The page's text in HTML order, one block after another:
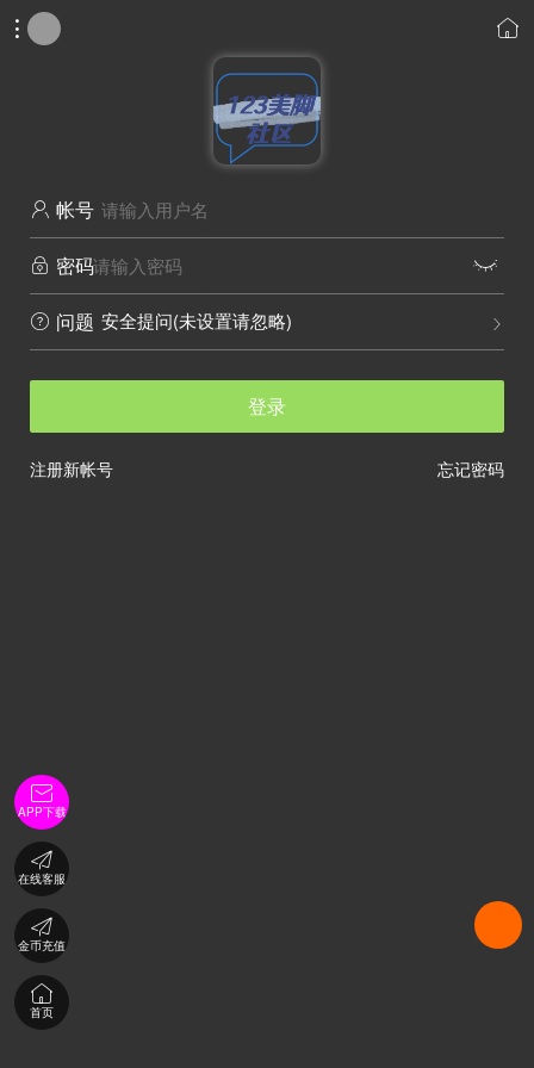
 
 帐号
 密码 
 问题 
安全提问(未设置请忽略)
登录
忘记密码
注册新帐号

APP下载

在线客服

金币充值

首页